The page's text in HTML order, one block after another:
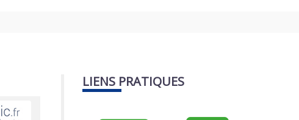
LIENS PRATIQUES